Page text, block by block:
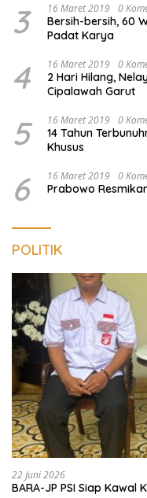
3 16 Maret 2019 0
Bersih-bersih, 60
Padat Karya
4 16 Maret 2019 0
2 Hari Hilang,
Cipalawah Garut
5 16 Maret 2019 0
14 Tahun
Khusus
6 16 Maret 2019 0
Prabowo
POLITIK
22 Juni 2026
BARA-JP PSI Siap